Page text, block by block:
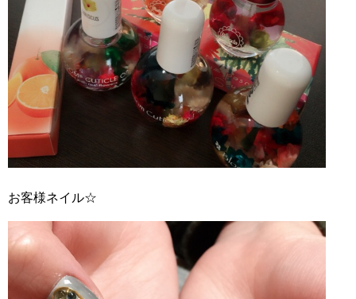
お客様ネイル☆